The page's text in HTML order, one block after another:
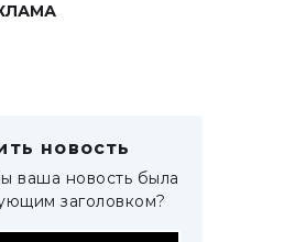
новость
ваша новость была
заголовком?